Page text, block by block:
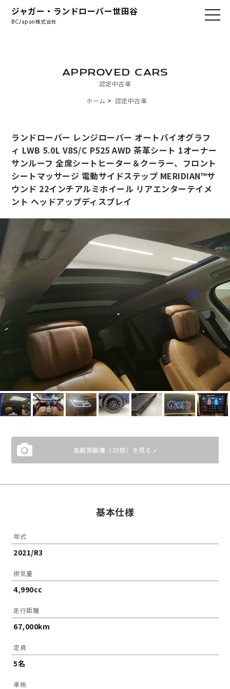
ジャガー・ランドローバー世田谷
BCJapan株式会社
認定中古車
APPROVED CARS
ホーム 認定中古車
ランドローバー レンジローバー オートバイオグラフ
ィ LWB 5.0L V8S/C P525 AWD 茶革シート 1オーナー
サンルーフ 全席シートヒーター＆クーラー、フロント
シートマッサージ 電動サイドステップ MERIDIAN™サ
ウンド 22インチアルミホイール リアエンターテイメ
ント ヘッドアップディスプレイ
高画質画像（39枚）を見る »
基本仕様
年式
2021/R3
排気量
4,990cc
走行距離
67,000km
定員
5名
車検